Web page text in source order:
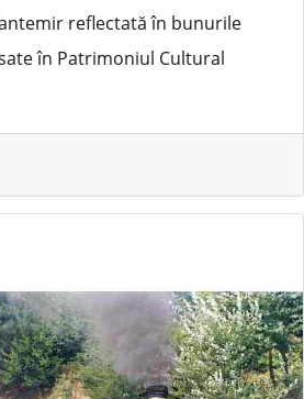
reflectată în bunurile
în Patrimoniul Cultural